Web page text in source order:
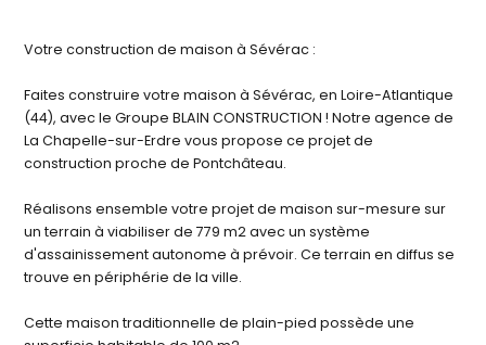
Votre construction de maison à Sévérac :
Faites construire votre maison à Sévérac, en Loire-Atlantique
(44), avec le Groupe BLAIN CONSTRUCTION ! Notre agence de
La Chapelle-sur-Erdre vous propose ce projet de
construction proche de Pontchâteau.
Réalisons ensemble votre projet de maison sur-mesure sur
un terrain à viabiliser de 779 m2 avec un système
d'assainissement autonome à prévoir. Ce terrain en diffus se
trouve en périphérie de la ville.
Cette maison traditionnelle de plain-pied possède une